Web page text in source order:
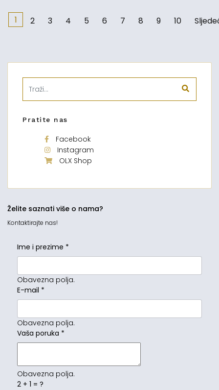
1 2 3 4 5 6 7 8 9 10
Pratite nas
Facebook
Instagram
OLX Shop
Želite saznati više o nama?
Kontaktirajte nas!
Ime i prezime *
Obavezna polja.
E-mail *
Obavezna polja.
Vaša poruka *
Obavezna polja.
2 + 1 = ?